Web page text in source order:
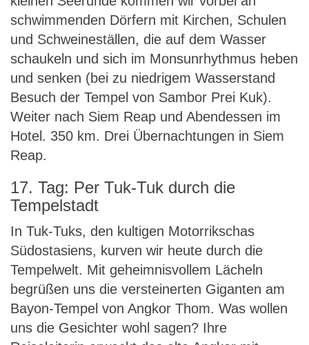
schwimmenden Dörfern mit Kirchen, Schulen
und Schweineställen, die auf dem Wasser
schaukeln und sich im Monsunrhythmus heben
und senken (bei zu niedrigem Wasserstand
Besuch der Tempel von Sambor Prei Kuk).
Weiter nach Siem Reap und Abendessen im
Hotel. 350 km. Drei Übernachtungen in Siem
Reap.
17. Tag: Per Tuk-Tuk durch die
Tempelstadt
In Tuk-Tuks, den kultigen Motorrikschas
Südostasiens, kurven wir heute durch die
Tempelwelt. Mit geheimnisvollem Lächeln
begrüßen uns die versteinerten Giganten am
Bayon-Tempel von Angkor Thom. Was wollen
uns die Gesichter wohl sagen? Ihre